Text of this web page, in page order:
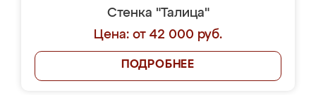
Стенка "Талица"
Цена: от 42 000 руб.
ПОДРОБНЕЕ